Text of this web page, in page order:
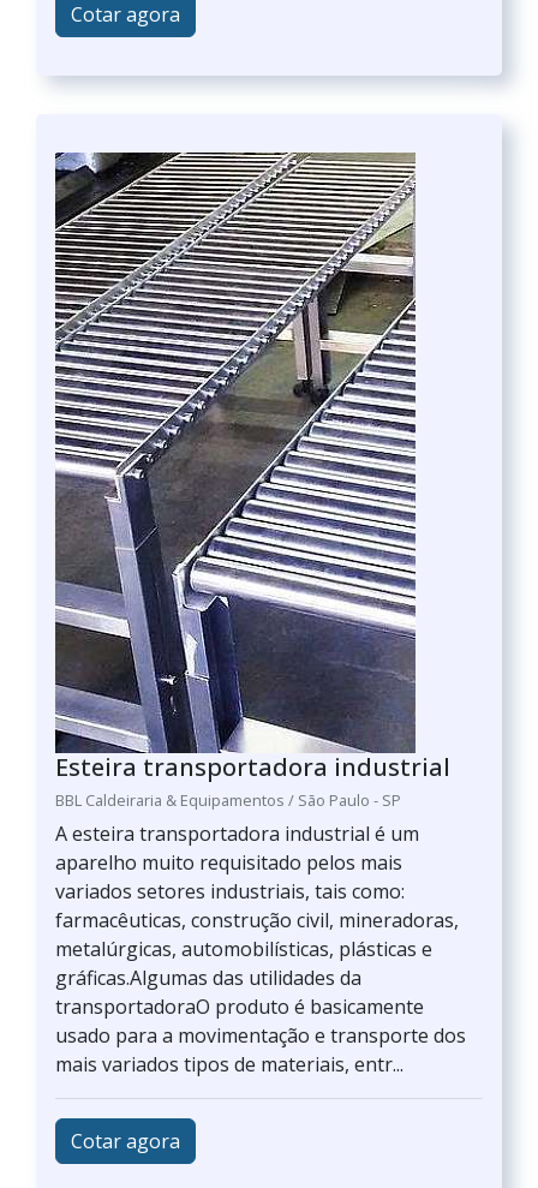
Cotar agora
Esteira transportadora industrial
BBL Caldeiraria & Equipamentos / São Paulo - SP
A esteira transportadora industrial é um
aparelho muito requisitado pelos mais
variados setores industriais, tais como:
farmacêuticas, construção civil, mineradoras,
metalúrgicas, automobilísticas, plásticas e
gráficas.Algumas das utilidades da
transportadoraO produto é basicamente
usado para a movimentação e transporte dos
mais variados tipos de materiais, entr...
Cotar agora